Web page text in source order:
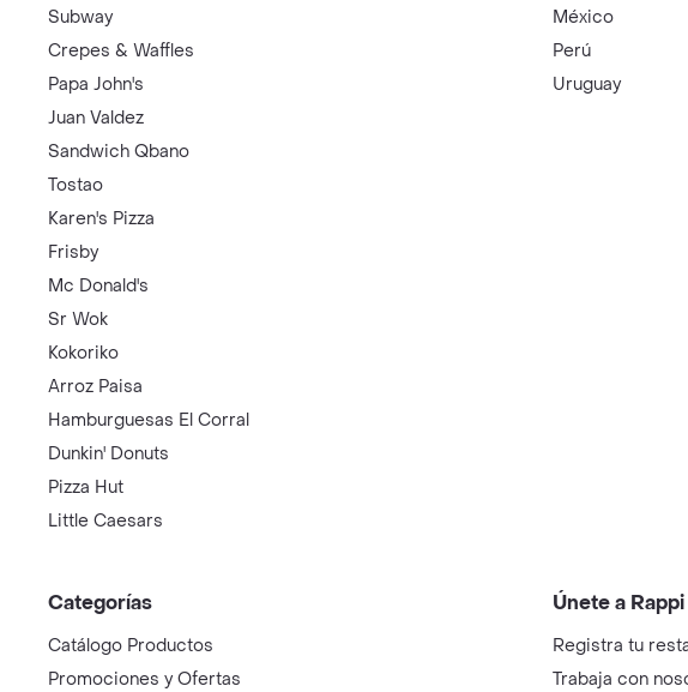
Subway
Crepes & Waffles
Papa John's
Juan Valdez
Sandwich Qbano
Tostao
Karen's Pizza
Frisby
Mc Donald's
Sr Wok
Kokoriko
Arroz Paisa
Hamburguesas El Corral
Dunkin' Donuts
Pizza Hut
Little Caesars
México
Perú
Uruguay
Categorías
Catálogo Productos
Promociones y Ofertas
Únete a Rappi
Registra tu
Trabaja con